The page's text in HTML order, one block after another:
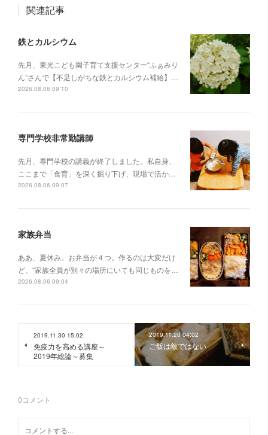
関連記事
鉄とカルシウム
先月、東光こども園子育て支援センター“ふぁみり
ん”さんで【不足しがちな鉄とカルシウム補給】…
2026.08.06 09:10
専門学校非常勤講師
先月、専門学校の講義が終了しました。私自身、
ここまで「食育」を深く掘り下げ、現場で活か…
2026.08.06 09:07
家族弁当
ああ、夏休み。お弁当が４つ。作るのは大変だけ
ど、“家族全員が別々の場所にいても同じものを…
2026.08.06 09:04
2019.11.30 15:02
免疫力を高める講座～
2019年総論～募集
2019.11.28 04:02
ご飯は敵ではない
0コメント